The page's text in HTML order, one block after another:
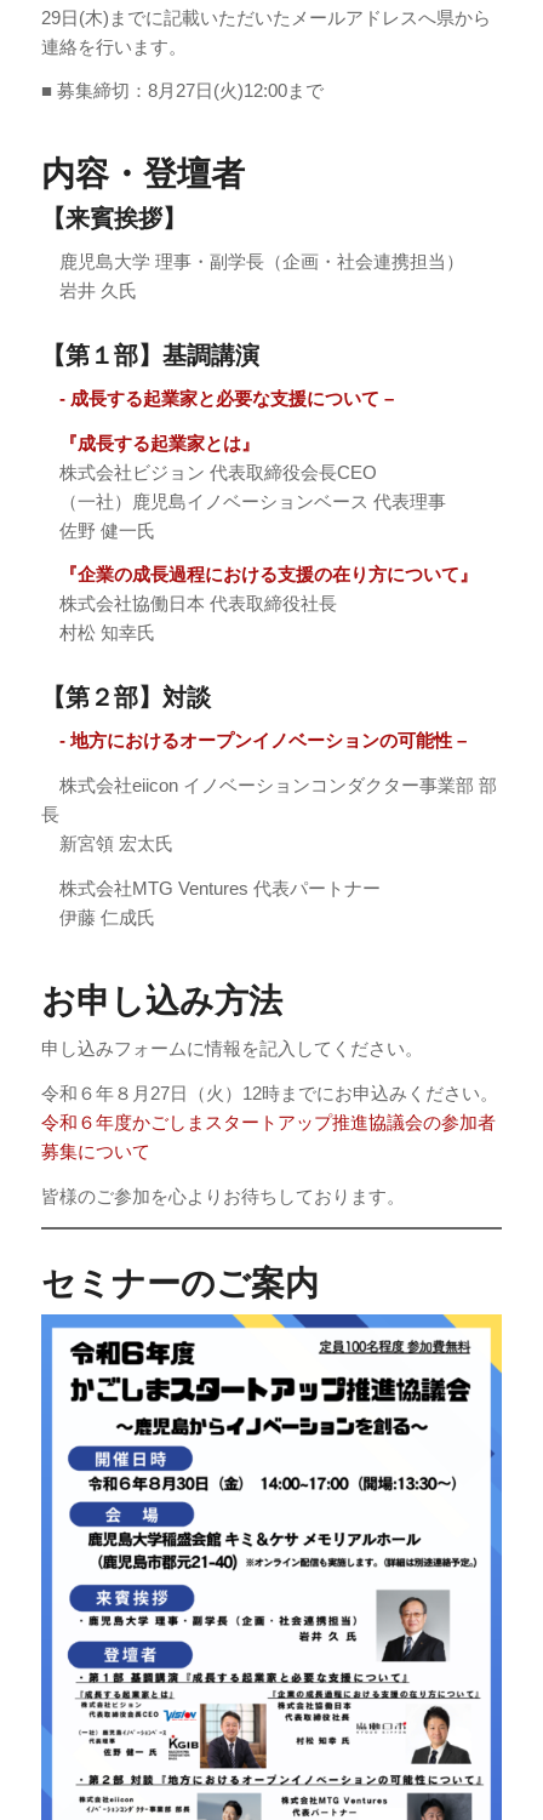
29日(木)までに記載いただいたメールアドレスへ県から
連絡を行います。
■ 募集締切：8月27日(火)12:00まで
内容・登壇者
【来賓挨拶】
鹿児島大学 理事・副学長（企画・社会連携担当）
岩井 久氏
【第１部】基調講演
- 成長する起業家と必要な支援について –
『成長する起業家とは』
株式会社ビジョン 代表取締役会長CEO
（一社）鹿児島イノベーションベース 代表理事
佐野 健一氏
『企業の成長過程における支援の在り方について』
株式会社協働日本 代表取締役社長
村松 知幸氏
【第２部】対談
- 地方におけるオープンイノベーションの可能性 –
株式会社eiicon イノベーションコンダクター事業部 部
長
新宮領 宏太氏
株式会社MTG Ventures 代表パートナー
伊藤 仁成氏
お申し込み方法
申し込みフォームに情報を記入してください。
令和６年８月27日（火）12時までにお申込みください。
令和６年度かごしまスタートアップ推進協議会の参加者
募集について
皆様のご参加を心よりお待ちしております。
セミナーのご案内